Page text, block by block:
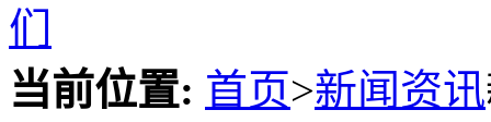
当前位置: 首页>新闻资讯